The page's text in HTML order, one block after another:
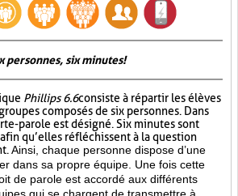
personnes, six minutes!
Phillips 6.6consiste à répartir les élèves
composés de six personnes. Dans
parole est désigné. Six minutes sont
qu’elles réfléchissent à la question
Ainsi, chaque personne dispose d’une
dans sa propre équipe. Une fois cette
de parole est accordé aux différents